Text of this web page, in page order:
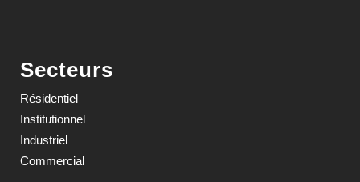
Secteurs
Résidentiel
Institutionnel
Industriel
Commercial